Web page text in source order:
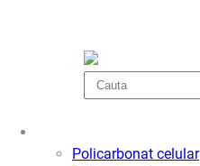
Policarbonat celular